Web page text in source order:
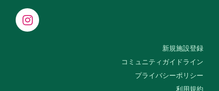
新規施設登録
コミュニティガイドライン
プライバシーポリシー
利用規約